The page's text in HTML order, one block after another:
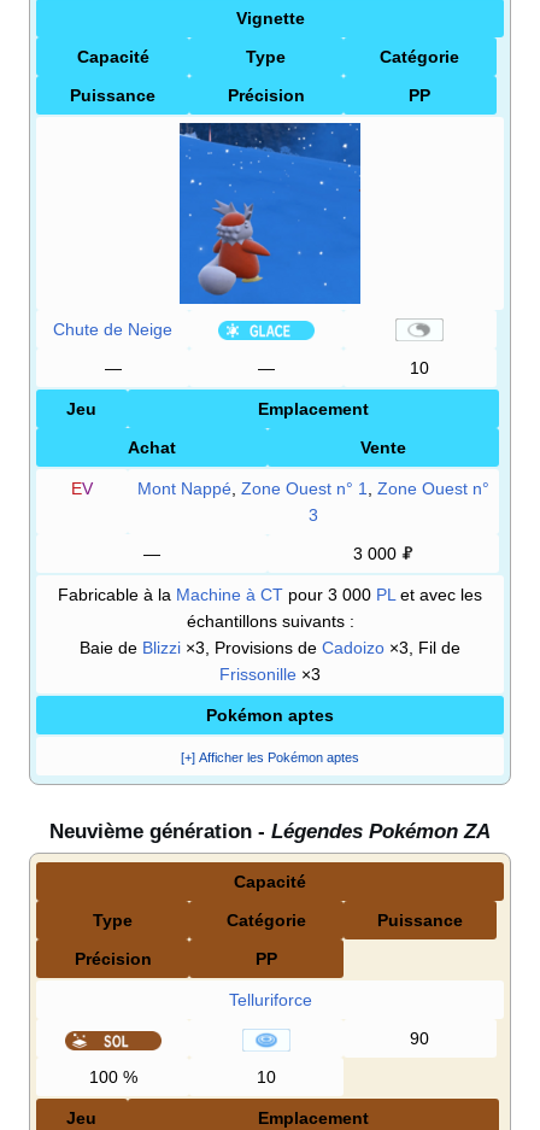
Vignette
Capacité
Type
Catégorie
Puissance
Précision PP
Chute de Neige
—
— 10
Jeu
Emplacement
Achat
Vente
EV Mont Nappé, Zone Ouest n° 1
Zone Ouest n°
3
—
3 000
Fabricable à la Machine à CT pour 3 000 PL et avec les
échantillons suivants :
Baie de Blizzi ×3, Provisions de Cadoizo ×3, Fil de
Frissonille ×3
Pokémon aptes
[+] Afficher les Pokémon aptes
Neuvième génération - Légendes Pokémon ZA
Capacité
Type
Catégorie
Puissance
Précision
PP
Telluriforce
90
100 % 10
Jeu
Emplacement